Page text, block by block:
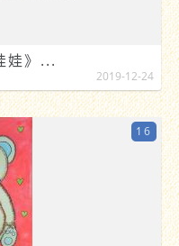
娃》...
2019-12-24
16